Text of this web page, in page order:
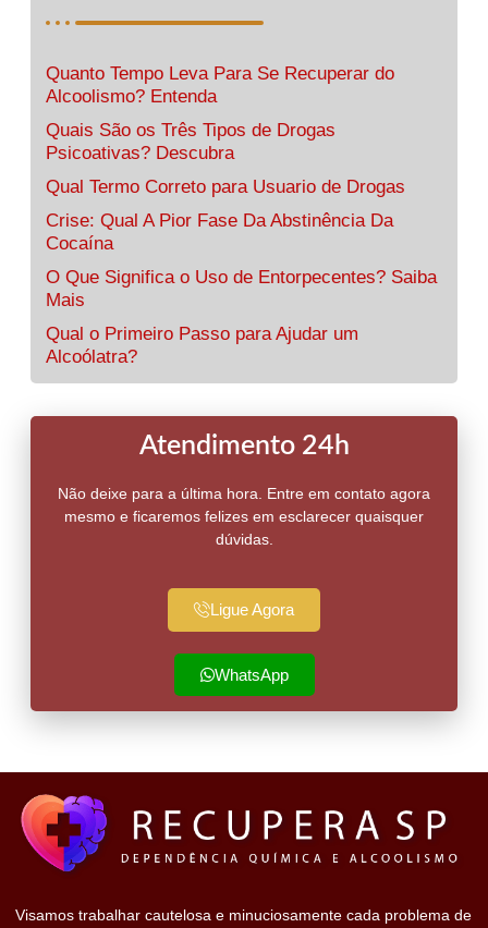
Quanto Tempo Leva Para Se Recuperar do
Alcoolismo? Entenda
Quais São os Três Tipos de Drogas
Psicoativas? Descubra
Qual Termo Correto para Usuario de Drogas
Crise: Qual A Pior Fase Da Abstinência Da
Cocaína
O Que Significa o Uso de Entorpecentes? Saiba
Mais
Qual o Primeiro Passo para Ajudar um
Alcoólatra?
Atendimento 24h
Não deixe para a última hora. Entre em contato agora
mesmo e ficaremos felizes em esclarecer quaisquer
dúvidas.
Ligue Agora
WhatsApp
Visamos trabalhar cautelosa e minuciosamente cada problema de